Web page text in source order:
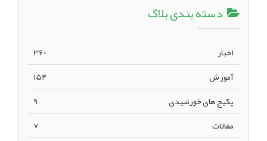
دسته بندی بلاگ
اخبار
360
آموزش
154
پکیج های خورشیدی
9
مقالات
7